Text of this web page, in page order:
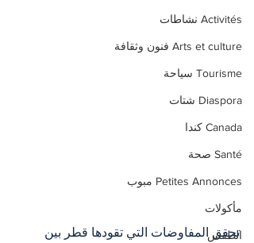
Activités نشاطات
Arts et culture فنون وثقافة
Tourisme سياحة
Diaspora شتات
Canada كندا
Santé صحة
Petites Annonces مبوب
مأكولات
الطقس
تحقق المفاوضات التي تقودها قطر بين